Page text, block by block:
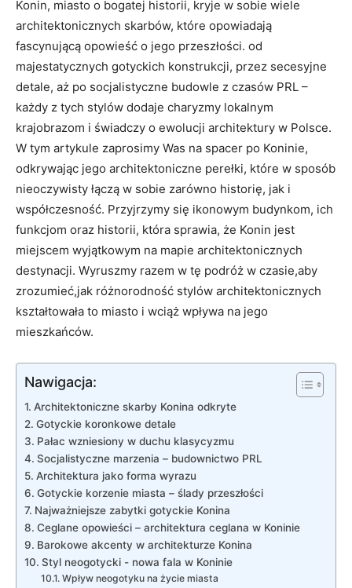
Konin, miasto o bogatej‍ historii, kryje w sobie wiele
architektonicznych skarbów, które opowiadają
fascynującą opowieść o jego ⁣przeszłości. od
majestatycznych gotyckich konstrukcji, przez secesyjne
detale, aż po socjalistyczne‍ budowle z czasów PRL –
każdy z tych stylów dodaje‌ charyzmy‍ lokalnym
krajobrazom ⁢i świadczy o‌ ewolucji architektury w ⁣Polsce.
W tym ⁤artykule zaprosimy Was na spacer po Koninie,
odkrywając ‍jego architektoniczne‌ perełki, które w sposób
nieoczywisty łączą w ‌sobie zarówno historię,​ jak i
współczesność. Przyjrzymy się⁤ ikonowym budynkom, ich
funkcjom oraz historii, która sprawia, że Konin‍ jest⁤
miejscem wyjątkowym na mapie architektonicznych
destynacji. Wyruszmy razem ‌w tę podróż w czasie,aby
zrozumieć,jak różnorodność stylów architektonicznych
kształtowała to miasto i wciąż‌ wpływa na jego
mieszkańców.
Nawigacja:
Architektoniczne skarby⁣ Konina​ odkryte
Gotyckie koronkowe‍ detale
Pałac wzniesiony w duchu klasycyzmu
Socjalistyczne marzenia – budownictwo PRL
Architektura jako forma wyrazu
Gotyckie korzenie⁣ miasta – ślady​ przeszłości
Najważniejsze zabytki gotyckie Konina
Ceglane opowieści – architektura ceglana w Koninie
Barokowe akcenty w architekturze Konina
Styl neogotycki ⁣- nowa fala w Koninie
Wpływ neogotyku ‍na życie miasta